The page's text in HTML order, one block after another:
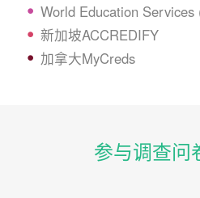
World Education Services
新加坡ACCREDIFY
加拿大MyCreds
参与调查问